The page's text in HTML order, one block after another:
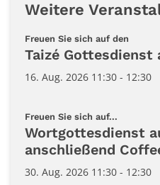
Weitere
Freuen Sie sich auf den
Taizé Gottesdienst
16. Aug. 2026 11:30 - 12:30
Freuen Sie sich auf...
Wortgottesdienst
anschließend
30. Aug. 2026 11:30 - 12:30